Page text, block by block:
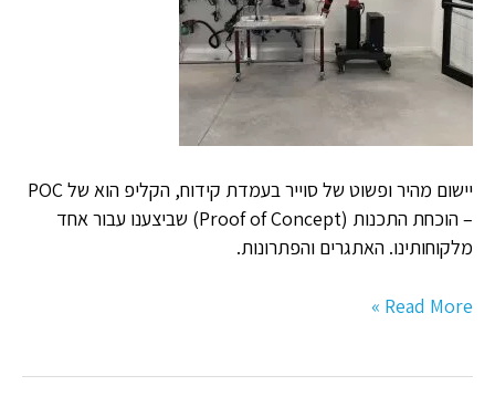
יישום מהיר ופשוט של סוייר בעמדת קידוח, הקליפ הוא של POC
– הוכחת התכנות (Proof of Concept) שביצענו עבור אחד
מלקוחותינו. האתגרים והפתרונות.
Read More »